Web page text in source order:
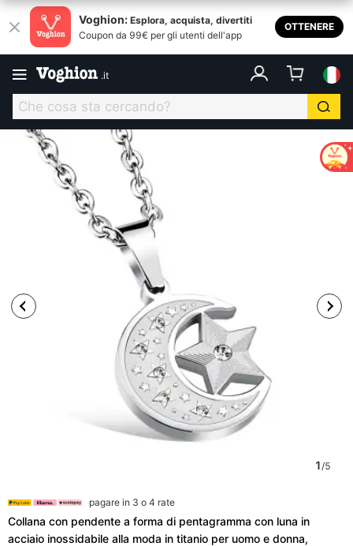
Voghion: Esplora, acquista, divertiti
Coupon da 99€ per gli utenti dell'app
OTTENERE
.it
1/5
pagare in 3 o 4 rate
Collana con pendente a forma di pentagramma con luna in
acciaio inossidabile alla moda in titanio per uomo e donna,